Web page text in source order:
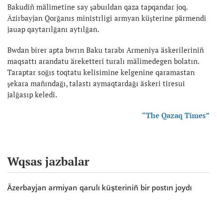
Bakudiñ mälimetine say şabuıldan qaza tapqandar joq.
Äzirbayjan Qorğanıs ministrligi armyan küşterine pärmendi
jauap qaytarılğanı aytılğan.
Bwdan birer apta bwrın Baku tarabı Armeniya äskerileriniñ
maqsattı arandatu äreketteri turalı mälimedegen bolatın.
Taraptar soğıs toqtatu kelisimine kelgenine qaramastan
şekara mañındağı, talastı aymaqtardağı äskeri tiresui
jalğasıp keledi.
“The Qazaq Times”
Wqsas jazbalar
Äzerbayjan armiyan qarulı küşteriniñ bir postın joydı